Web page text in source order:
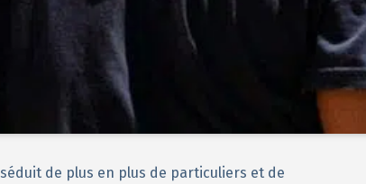
séduit de plus en plus de particuliers et de